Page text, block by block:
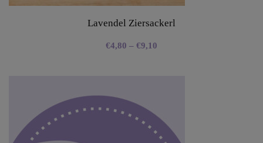
Lavendel Ziersackerl
€4,80 – €9,10